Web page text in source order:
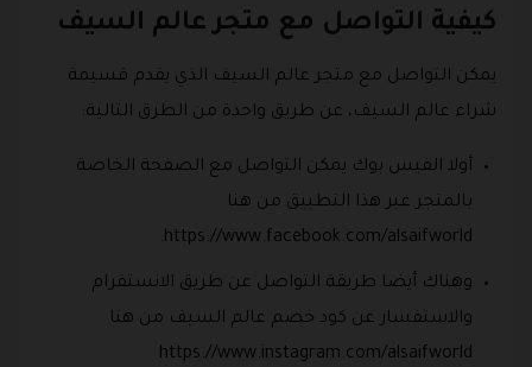
كيفية التواصل مع متجر عالم السيف
يمكن التواصل مع متجر عالم السيف الذي يقدم قسيمة
شراء عالم السيف، عن طريق واحدة من الطرق التالية:
أولا الفيس بوك يمكن التواصل مع الصفحة الخاصة
بالمتجر عبر هذا التطبيق من هنا
https://www.facebook.com/alsaifworld.
وهناك أيضا طريقة التواصل عن طريق الانستقرام
والاستفسار عن كود خصم عالم السيف من هنا
https://www.instagram.com/alsaifworld